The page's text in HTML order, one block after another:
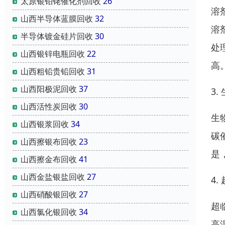
山西半导体蓝膜回收 32
半导体镀金硅片回收 30
山西银锌电瓶回收 22
山西粗铅贵铅回收 31
山西阳极泥回收 37
山西活性炭回收 30
山西银浆回收 34
山西擦银布回收 23
山西擦金布回收 41
山西金盐银盐回收 27
山西硝酸银回收 27
山西氯化银回收 34
溶
溶
处
高
3.
生
碳
是
4.
超